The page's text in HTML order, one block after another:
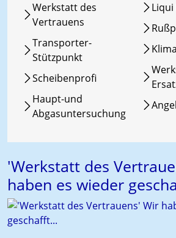
Werkstatt des
Vertrauens
Transporter-
Stützpunkt
Scheibenprofi
Haupt-und
Abgasuntersuchung
'Werkstatt des
haben es wieder